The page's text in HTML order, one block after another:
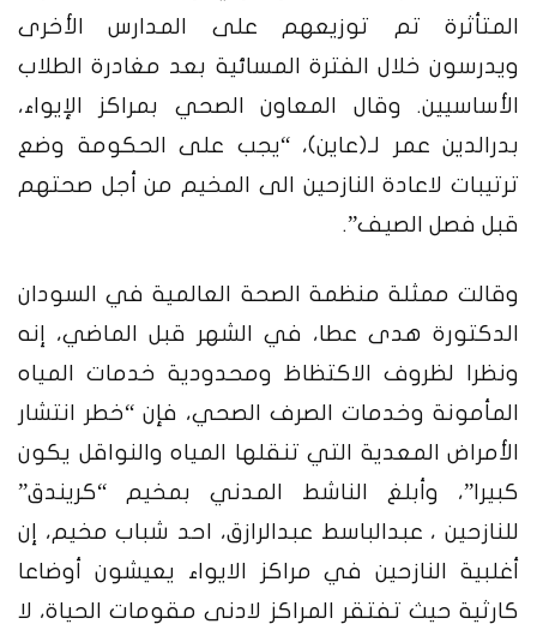
المتأثرة تم توزيعهم على المدارس الأخرى
ويدرسون خلال الفترة المسائية بعد مغادرة الطلاب
الأساسيين. وقال المعاون الصحي بمراكز الإيواء،
بدرالدين عمر لـ(عاين)، “يجب على الحكومة وضع
ترتيبات لاعادة النازحين الى المخيم من أجل صحتهم
قبل فصل الصيف”.
وقالت ممثلة منظمة الصحة العالمية في السودان
الدكتورة هدى عطا، في الشهر قبل الماضي، إنه
ونظرا لظروف الاكتظاظ ومحدودية خدمات المياه
المأمونة وخدمات الصرف الصحي، فإن “خطر انتشار
الأمراض المعدية التي تنقلها المياه والنواقل يكون
كبيرا”، وأبلغ الناشط المدني بمخيم “كريندق”
للنازحين ، عبدالباسط عبدالرازق، احد شباب مخيم، إن
أغلبية النازحين في مراكز الايواء يعيشون أوضاعا
كارثية حيث تفتقر المراكز لادنى مقومات الحياة، لا